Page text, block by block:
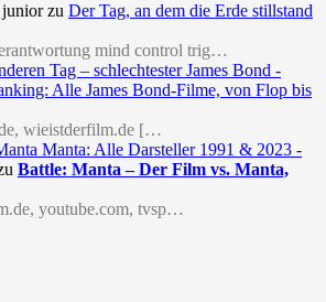
junior zu Der Tag, an dem die Erde stillstand
mind control trig…
Tag – schlechtester James Bond -
Alle James Bond-Filme, von Flop bis
wieistderfilm.de […
Manta: Alle Darsteller 1991 & 2023 -
Battle: Manta – Der Film vs. Manta,
youtube.com, tvsp…